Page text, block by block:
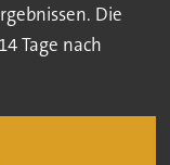
Die
Tage nach